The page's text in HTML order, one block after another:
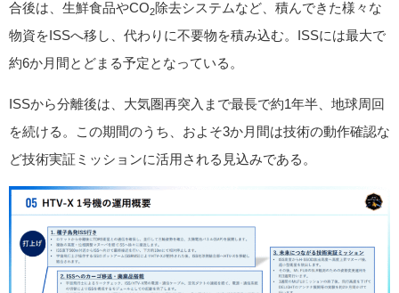
合後は、生鮮食品やCO2除去システムなど、積んできた様々な
物資をISSへ移し、代わりに不要物を積み込む。ISSには最大で
約6か月間とどまる予定となっている。
ISSから分離後は、大気圏再突入まで最長で約1年半、地球周回
を続ける。この期間のうち、およそ3か月間は技術の動作確認な
ど技術実証ミッションに活用される見込みである。